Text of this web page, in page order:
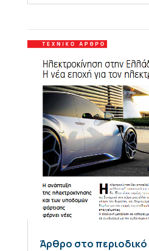
Άρθρο στο